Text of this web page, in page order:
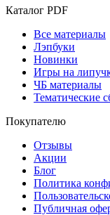
Каталог PDF
Все материалы
Лэпбуки
Новинки
Игры на
ЧБ материалы
Тематические
Покупателю
Отзывы
Акции
Блог
Политика
Публичная